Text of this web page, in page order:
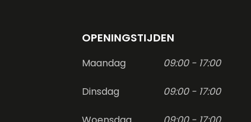
OPENINGSTIJDEN
Maandag 09:00 - 17:00
Dinsdag 09:00 - 17:00